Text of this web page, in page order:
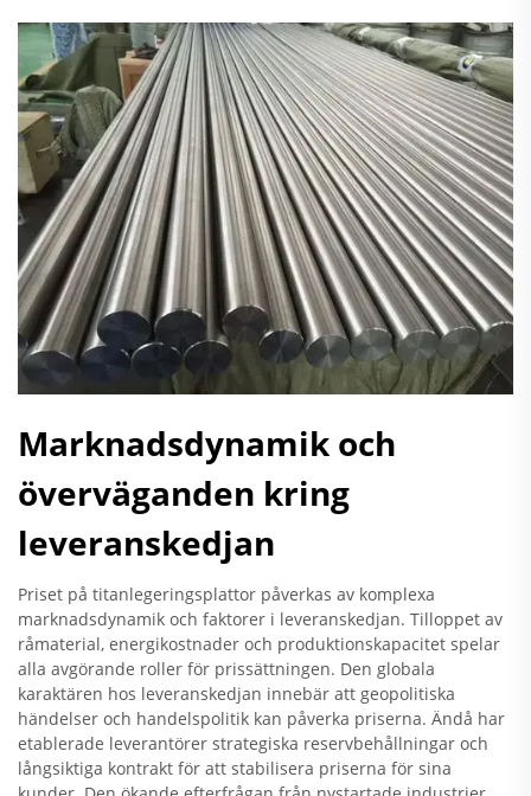
Marknadsdynamik och
överväganden kring
leveranskedjan
Priset på titanlegeringsplattor påverkas av komplexa
marknadsdynamik och faktorer i leveranskedjan. Tilloppet av
råmaterial, energikostnader och produktionskapacitet spelar
alla avgörande roller för prissättningen. Den globala
karaktären hos leveranskedjan innebär att geopolitiska
händelser och handelspolitik kan påverka priserna. Ändå har
etablerade leverantörer strategiska reservbehållningar och
långsiktiga kontrakt för att stabilisera priserna för sina